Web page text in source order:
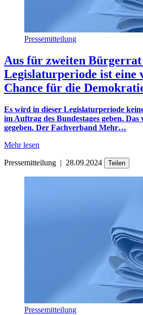
Pressemitteilung
Aus für zweiten
Legislaturperiode ist eine
Chance für die
Es wird in dieser Legislaturperiode
im Auftrag des Bundestages geben.
gegeben. Der Fachverband Mehr…
Mehr lesen
Pressemitteilung | 28.09.2024 Teilen
Pressemitteilung